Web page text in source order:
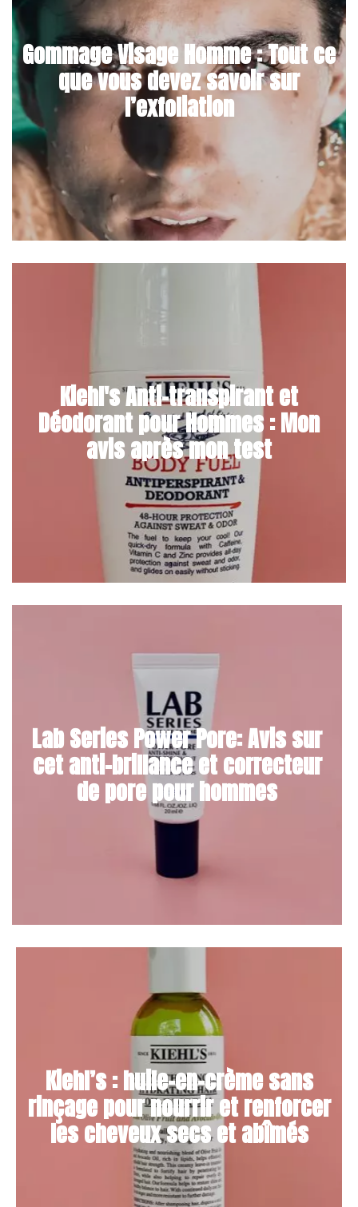
Gommage Visage Homme : Tout ce
que vous devez savoir sur
l’exfoliation
Kiehl's Anti-transpirant et
Déodorant pour Hommes : Mon
avis après mon test
Lab Series Power Pore: Avis sur
cet anti-brillance et correcteur
de pore pour hommes
Kiehl’s : huile-en-crème sans
rinçage pour nourrir et renforcer
les cheveux secs et abîmés